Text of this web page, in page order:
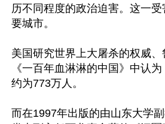
历不同程度的政治迫害。这一
要城市。
美国研究世界上大屠杀的权威
《一百年血淋淋的中国》中认
约为773万人。
而在1997年出版的由山东大学